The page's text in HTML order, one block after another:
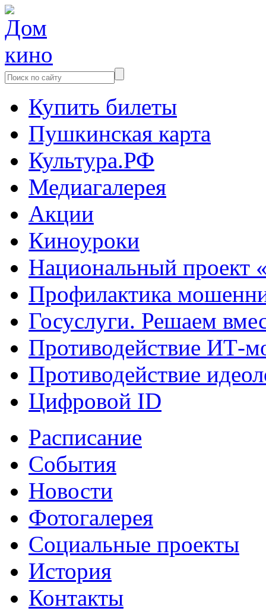
Купить билеты
Пушкинская карта
Культура.РФ
Медиагалерея
Акции
Киноуроки
Национальный проект
Профилактика
Госуслуги. Решаем
Противодействие ИТ-
Противодействие
Цифровой ID
Расписание
События
Новости
Фотогалерея
Социальные проекты
История
Контакты